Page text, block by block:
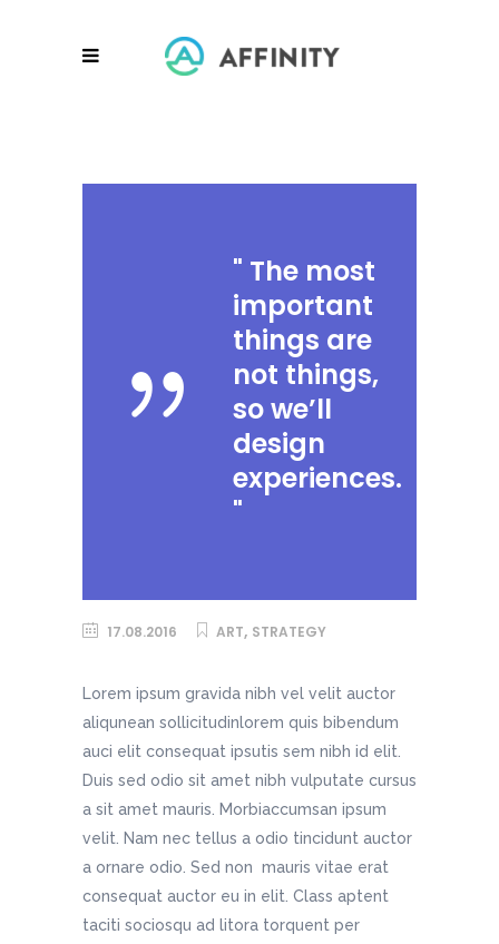
" The most
important
things are
not things,
so we’ll
design
experiences.
"
17.08.2016 ART, STRATEGY
Lorem ipsum gravida nibh vel velit auctor
aliqunean sollicitudinlorem quis bibendum
auci elit consequat ipsutis sem nibh id elit.
Duis sed odio sit amet nibh vulputate cursus
a sit amet mauris. Morbiaccumsan ipsum
velit. Nam nec tellus a odio tincidunt auctor
a ornare odio. Sed non mauris vitae erat
consequat auctor eu in elit. Class aptent
taciti sociosqu ad litora torquent per